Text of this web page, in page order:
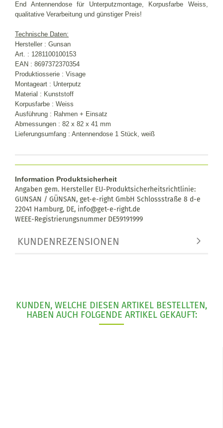
End Antennendose für Unterputzmontage, Korpusfarbe Weiss,
qualitative Verarbeitung und günstiger Preis!
Technische Daten:
Hersteller : Gunsan
Art. : 1281100100153
EAN : 8697372370354
Produktiosserie : Visage
Montageart : Unterputz
Material : Kunststoff
Korpusfarbe : Weiss
Ausführung : Rahmen + Einsatz
Abmessungen : 82 x 82 x 41 mm
Lieferungsumfang : Antennendose 1 Stück, weiß
Information Produktsicherheit
Angaben gem. Hersteller EU-Produktsicherheitsrichtlinie:
GUNSAN / GÜNSAN, get-e-right GmbH Schlossstraße 8 d-e
22041 Hamburg, DE, info@get-e-right.de
WEEE-Registrierungsnummer DE59191999
KUNDENREZENSIONEN
KUNDEN, WELCHE DIESEN ARTIKEL BESTELLTEN,
HABEN AUCH FOLGENDE ARTIKEL GEKAUFT: